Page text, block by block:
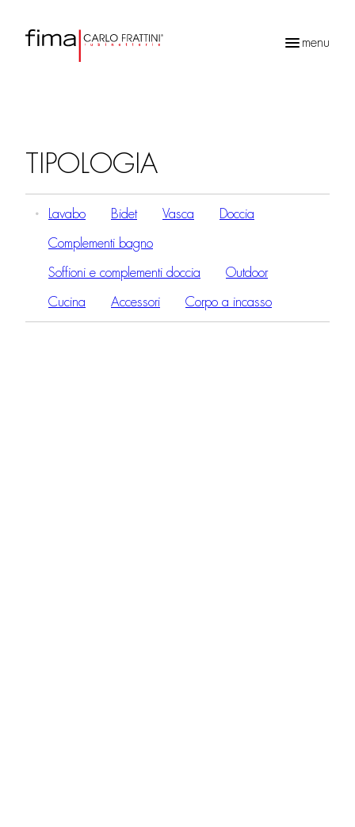
menu
TIPOLOGIA
Lavabo Bidet Vasca Doccia
Complementi bagno
Soffioni e complementi doccia Outdoor
Cucina Accessori Corpo a incasso